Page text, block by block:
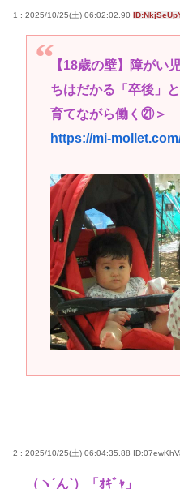
1 : 2025/10/25(土) 06:02:02.90
【18歳の壁】障がい
ちはだかる「卒後」
育てながら働く㉑＞
https://mi-
2 : 2025/10/25(土) 06:04:35.88
（ヽ´ん`）「ｵｷﾞｬ」